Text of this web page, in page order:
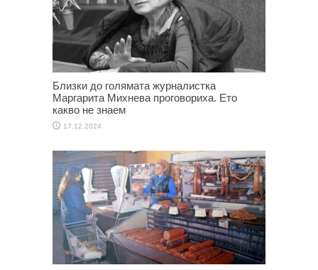
Близки до голямата журналистка
Маргарита Михнева проговориха. Ето
какво не знаем
17.12.2024